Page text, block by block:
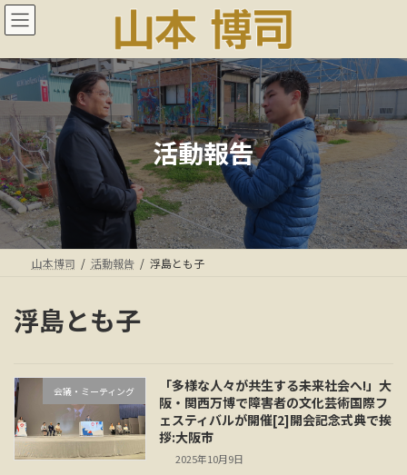
コ
ン
ン
ツ
へ
ス
キ
ッ
プ
ナ
ビ
ー
シ
ョ
ン
に
移
動
活動報告
山本博司 活動報告 浮島とも子
浮島とも子
会議・ミーティング
「多様な人々が共生する未来社会へ!」大
阪・関西万博で障害者の文化芸術国際フ
ェスティバルが開催[2]開会記念式典で挨
拶:大阪市
2025年10月9日